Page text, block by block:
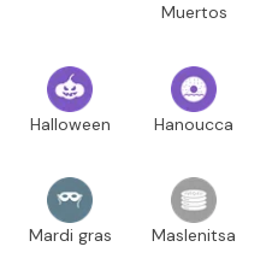
Muertos
Halloween Hanoucca
Mardi gras Maslenitsa